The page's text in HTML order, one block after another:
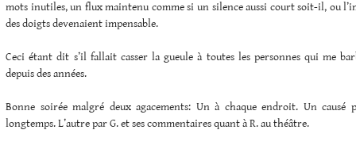
mots inutiles, un flux maintenu comme si un silence aussi court soit-il, ou
des doigts devenaient impensable.
Ceci étant dit s’il fallait casser la gueule à toutes les personnes qui me
depuis des années.
Bonne soirée malgré deux agacements: Un à chaque endroit. Un causé
longtemps. L’autre par G. et ses commentaires quant à R. au théâtre.